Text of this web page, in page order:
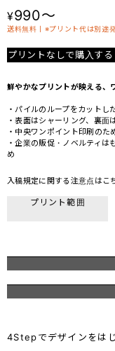
¥990～
送料無料丨※プリント代は別途発
プリントなしで購入する
鮮やかなプリントが映える、
・パイルのループをカット
・表面はシャーリング、裏面
・中央ワンポイント印刷の
・企業の販促・ノベルティ
め
入稿規定に関する注意点は こ
プリント範囲
4Stepでデザインをは